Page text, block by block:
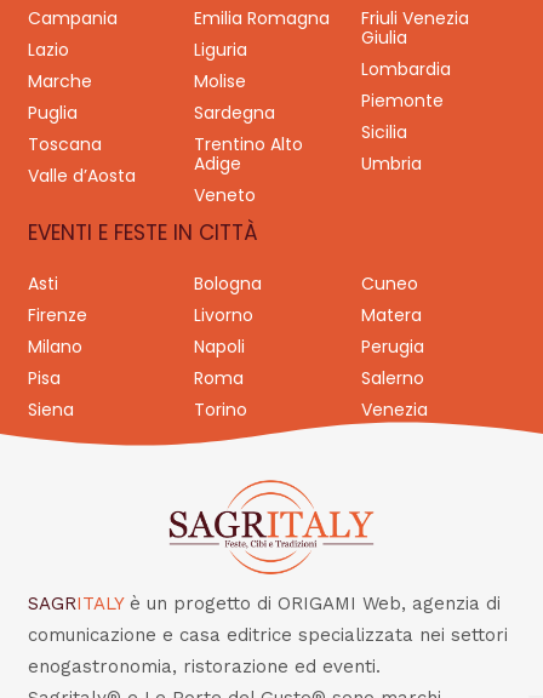
Campania
Emilia Romagna
Friuli Venezia
Giulia
Lazio
Liguria
Lombardia
Marche
Molise
Piemonte
Puglia
Sardegna
Sicilia
Toscana
Trentino Alto
Adige
Umbria
Valle d’Aosta
Veneto
EVENTI E FESTE IN CITTÀ
Asti Bologna
Cuneo
Firenze
Livorno
Matera
Milano
Napoli
Perugia
Pisa
Roma
Salerno
Siena
Torino Venezia
SAGRITALY è un progetto di ORIGAMI Web, agenzia di
comunicazione e casa editrice specializzata nei settori
enogastronomia, ristorazione ed eventi.